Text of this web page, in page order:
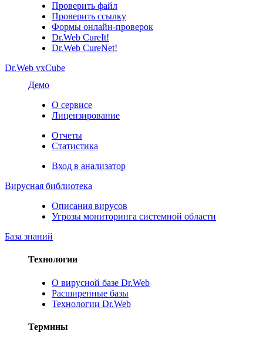
Проверить файл
Проверить ссылку
Формы онлайн-проверок
Dr.Web CureIt!
Dr.Web CureNet!
Dr.Web vxCube
Демо
О сервисе
Лицензирование
Отчеты
Статистика
Вход в анализатор
Вирусная библиотека
Описания вирусов
Угрозы мониторинга системной области
База знаний
Технологии
О вирусной базе Dr.Web
Расширенные базы
Технологии Dr.Web
Термины